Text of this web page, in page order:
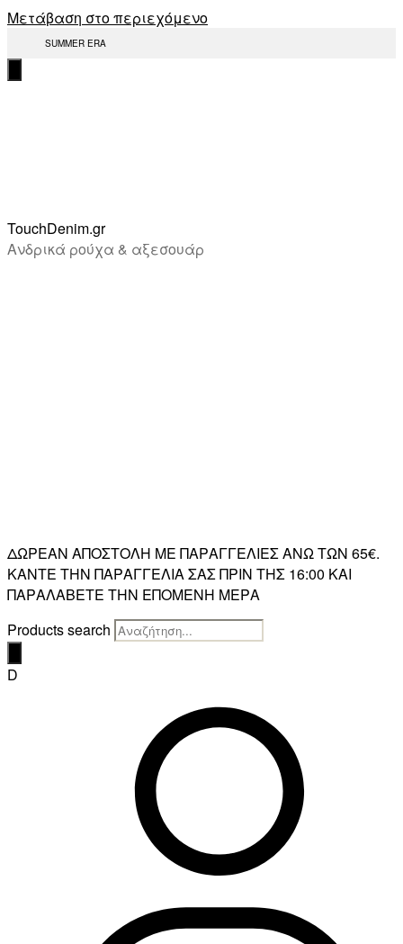
Μετάβαση στο περιεχόμενο
SUMMER ERA
TouchDenim.gr
Ανδρικά ρούχα & αξεσουάρ
ΔΩΡΕΑΝ ΑΠΟΣΤΟΛΗ ΜΕ ΠΑΡΑΓΓΕΛΙΕΣ ΑΝΩ ΤΩΝ 65€.
ΚΑΝΤΕ ΤΗΝ ΠΑΡΑΓΓΕΛΙΑ ΣΑΣ ΠΡΙΝ ΤΗΣ 16:00 ΚΑΙ
ΠΑΡΑΛΑΒΕΤΕ ΤΗΝ ΕΠΟΜΕΝΗ ΜΕΡΑ
Products search
D